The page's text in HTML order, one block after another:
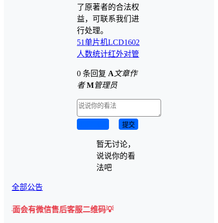
了原著者的合法权
益，可联系我们进
行处理。
51单片机LCD1602
人数统计红外对管
0 条回复 A 文章作
者 M管理员
提交
暂无讨论，
说说你的看
法吧
全部公告
信售后客服二维码💡